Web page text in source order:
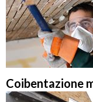
Coibentazione